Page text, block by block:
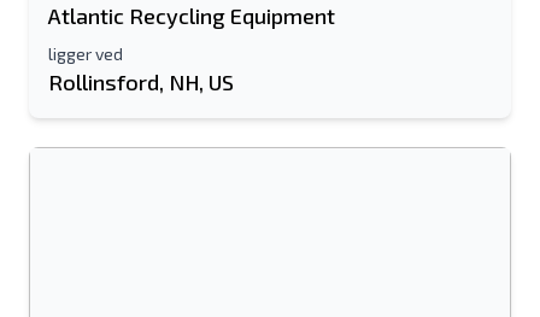
Atlantic Recycling Equipment
ligger ved
Rollinsford, NH, US